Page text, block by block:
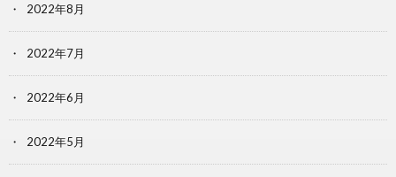
2022年8月
2022年7月
2022年6月
2022年5月